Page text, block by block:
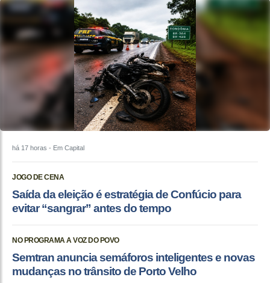
há 17 horas - Em Capital
JOGO DE CENA
Saída da eleição é estratégia de Confúcio para
evitar “sangrar” antes do tempo
NO PROGRAMA A VOZ DO POVO
Semtran anuncia semáforos inteligentes e novas
mudanças no trânsito de Porto Velho